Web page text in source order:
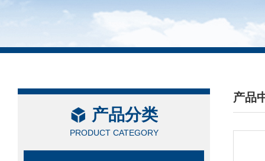
产品分类
PRODUCT CATEGORY
产品
/